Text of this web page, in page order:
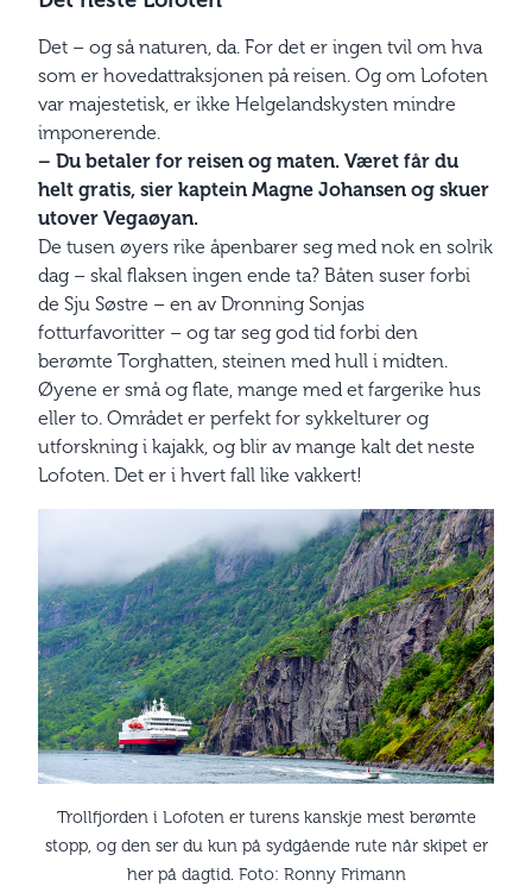
Det – og så naturen, da. For det er ingen tvil om hva
som er hovedattraksjonen på reisen. Og om Lofoten
var majestetisk, er ikke Helgelandskysten mindre
imponerende.
– Du betaler for reisen og maten. Været får du
helt gratis, sier kaptein Magne Johansen og skuer
utover Vegaøyan.
De tusen øyers rike åpenbarer seg med nok en solrik
dag – skal flaksen ingen ende ta? Båten suser forbi
de Sju Søstre – en av Dronning Sonjas
fotturfavoritter – og tar seg god tid forbi den
berømte Torghatten, steinen med hull i midten.
Øyene er små og flate, mange med et fargerike hus
eller to. Området er perfekt for sykkelturer og
utforskning i kajakk, og blir av mange kalt det neste
Lofoten. Det er i hvert fall like vakkert!
Trollfjorden i Lofoten er turens kanskje mest berømte
stopp, og den ser du kun på sydgående rute når skipet er
her på dagtid. Foto: Ronny Frimann